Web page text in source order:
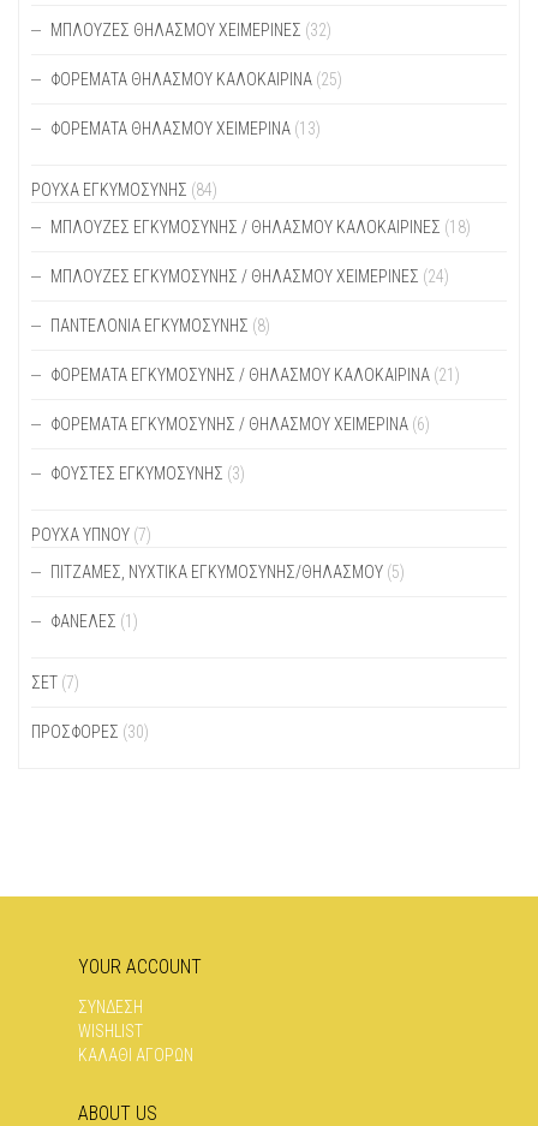
ΜΠΛΟΎΖΕΣ ΘΗΛΑΣΜΟΎ ΧΕΙΜΕΡΙΝΈΣ (32)
ΦΟΡΈΜΑΤΑ ΘΗΛΑΣΜΟΎ ΚΑΛΟΚΑΙΡΙΝΆ (25)
ΦΟΡΈΜΑΤΑ ΘΗΛΑΣΜΟΎ ΧΕΙΜΕΡΙΝΆ (13)
ΡΟΥΧΑ ΕΓΚΥΜΟΣΥΝΗΣ (84)
ΜΠΛΟΎΖΕΣ ΕΓΚΥΜΟΣΎΝΗΣ / ΘΗΛΑΣΜΟΎ ΚΑΛΟΚΑΙΡΙΝΈΣ (18)
ΜΠΛΟΎΖΕΣ ΕΓΚΥΜΟΣΎΝΗΣ / ΘΗΛΑΣΜΟΎ ΧΕΙΜΕΡΙΝΈΣ (24)
ΠΑΝΤΕΛΌΝΙΑ ΕΓΚΥΜΟΣΎΝΗΣ (8)
ΦΟΡΈΜΑΤΑ ΕΓΚΥΜΟΣΎΝΗΣ / ΘΗΛΑΣΜΟΎ ΚΑΛΟΚΑΙΡΙΝΆ (21)
ΦΟΡΈΜΑΤΑ ΕΓΚΥΜΟΣΎΝΗΣ / ΘΗΛΑΣΜΟΎ ΧΕΙΜΕΡΙΝΆ (6)
ΦΟΎΣΤΕΣ ΕΓΚΥΜΟΣΎΝΗΣ (3)
ΡΟΥΧΑ ΥΠΝΟΥ (7)
ΠΙΤΖΆΜΕΣ, ΝΥΧΤΙΚΆ ΕΓΚΥΜΟΣΎΝΗΣ/ΘΗΛΑΣΜΟΎ (5)
ΦΑΝΈΛΕΣ (1)
ΣΕΤ (7)
ΠΡΟΣΦΟΡΕΣ (30)
YOUR ACCOUNT
ΣΥΝΔΕΣΗ
WISHLIST
ΚΑΛΑΘΙ ΑΓΟΡΩΝ
ABOUT US